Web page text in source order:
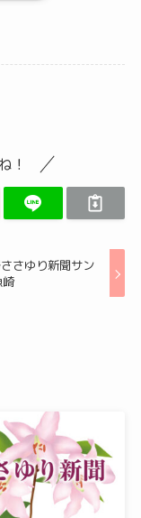
！
さゆり新聞サン
崎